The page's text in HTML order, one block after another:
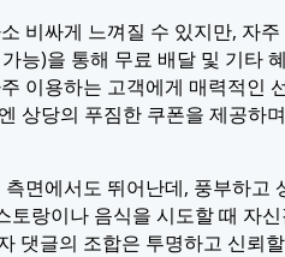
비싸게 느껴질 수 있지만, 자
능)을 통해 무료 배달 및 기타
이용하는 고객에게 매력적인
상당의 푸짐한 쿠폰을 제공하
면에서도 뛰어난데, 풍부하고
토랑이나 음식을 시도할 때 자
댓글의 조합은 투명하고 신뢰